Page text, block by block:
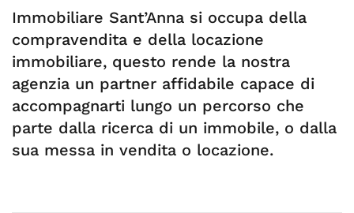
Immobiliare Sant’Anna si occupa della
compravendita e della locazione
immobiliare, questo rende la nostra
agenzia un partner affidabile capace di
accompagnarti lungo un percorso che
parte dalla ricerca di un immobile, o dalla
sua messa in vendita o locazione.